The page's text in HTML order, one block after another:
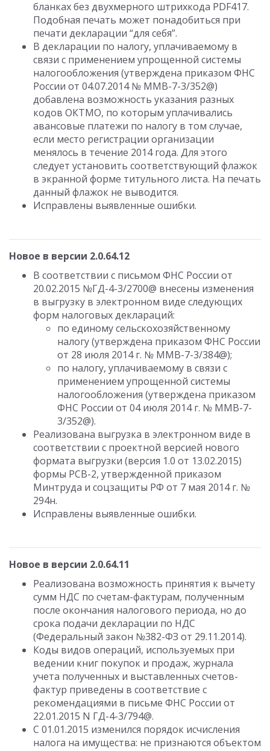
бланках без двухмерного штрихкода PDF417.
Подобная печать может понадобиться при
печати декларации “для себя”.
В декларации по налогу, уплачиваемому в
связи с применением упрощенной системы
налогообложения (утверждена приказом ФНС
России от 04.07.2014 № ММВ-7-3/352@)
добавлена возможность указания разных
кодов ОКТМО, по которым уплачивались
авансовые платежи по налогу в том случае,
если место регистрации организации
менялось в течение 2014 года. Для этого
следует установить соответствующий флажок
в экранной форме титульного листа. На печать
данный флажок не выводится.
Исправлены выявленные ошибки.
Новое в версии 2.0.64.12
В соответствии с письмом ФНС России от
20.02.2015 №ГД-4-3/2700@ внесены изменения
в выгрузку в электронном виде следующих
форм налоговых деклараций:
по единому сельскохозяйственному
налогу (утверждена приказом ФНС России
от 28 июля 2014 г. № ММВ-7-3/384@);
по налогу, уплачиваемому в связи с
применением упрощенной системы
налогообложения (утверждена приказом
ФНС России от 04 июля 2014 г. № ММВ-7-
3/352@).
Реализована выгрузка в электронном виде в
соответствии с проектной версией нового
формата выгрузки (версия 1.0 от 13.02.2015)
формы РСВ-2, утвержденной приказом
Минтруда и соцзащиты РФ от 7 мая 2014 г. №
294н.
Исправлены выявленные ошибки.
Новое в версии 2.0.64.11
Реализована возможность принятия к вычету
сумм НДС по счетам-фактурам, полученным
после окончания налогового периода, но до
срока подачи декларации по НДС
(Федеральный закон №382-ФЗ от 29.11.2014).
Коды видов операций, используемых при
ведении книг покупок и продаж, журнала
учета полученных и выставленных счетов-
фактур приведены в соответствие с
рекомендациями в письме ФНС России от
22.01.2015 N ГД-4-3/794@.
С 01.01.2015 изменился порядок исчисления
налога на имущества: не признаются объектом